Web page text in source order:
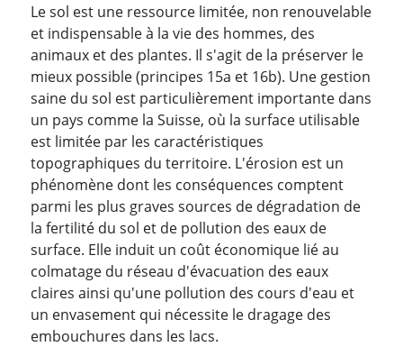
Le sol est une ressource limitée, non renouvelable
et indispensable à la vie des hommes, des
animaux et des plantes. Il s'agit de la préserver le
mieux possible (principes 15a et 16b). Une gestion
saine du sol est particulièrement importante dans
un pays comme la Suisse, où la surface utilisable
est limitée par les caractéristiques
topographiques du territoire. L'érosion est un
phénomène dont les conséquences comptent
parmi les plus graves sources de dégradation de
la fertilité du sol et de pollution des eaux de
surface. Elle induit un coût économique lié au
colmatage du réseau d'évacuation des eaux
claires ainsi qu'une pollution des cours d'eau et
un envasement qui nécessite le dragage des
embouchures dans les lacs.